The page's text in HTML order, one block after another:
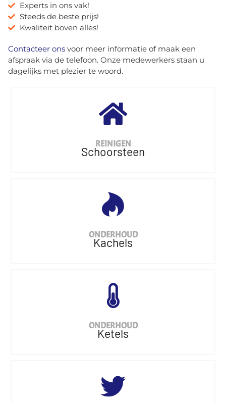
Experts in ons vak!
Steeds de beste prijs!
Kwaliteit boven alles!
Contacteer ons voor meer informatie of maak een
afspraak via de telefoon. Onze medewerkers staan u
dagelijks met plezier te woord.
REINIGEN
Schoorsteen
ONDERHOUD
Kachels
ONDERHOUD
Ketels